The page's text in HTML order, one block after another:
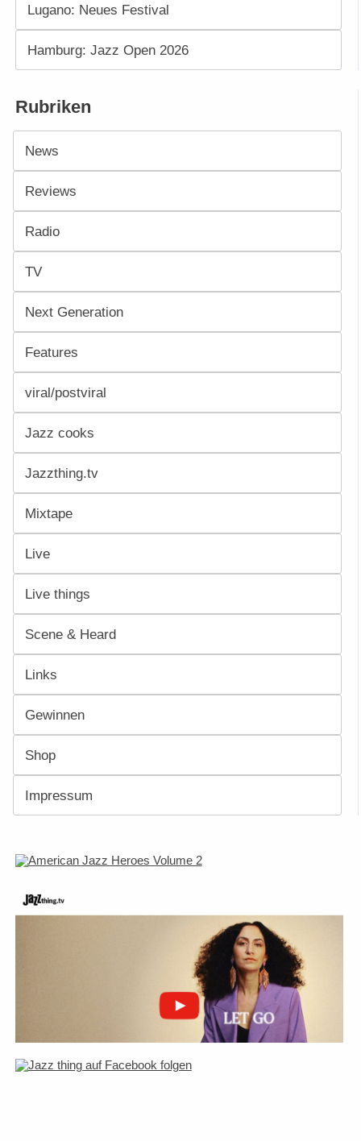
Lugano: Neues Festival
Hamburg: Jazz Open 2026
Rubriken
News
Reviews
Radio
TV
Next Generation
Features
viral/postviral
Jazz cooks
Jazzthing.tv
Mixtape
Live
Live things
Scene & Heard
Links
Gewinnen
Shop
Impressum